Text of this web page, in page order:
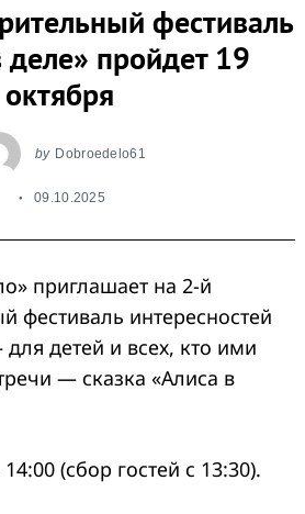
фестиваль
деле» пройдет 19
октября
by Dobroedelo61
09.10.2025
приглашает на 2-й
фестиваль интересностей
детей и всех, кто ими
— сказка «Алиса в
(сбор гостей с 13:30).